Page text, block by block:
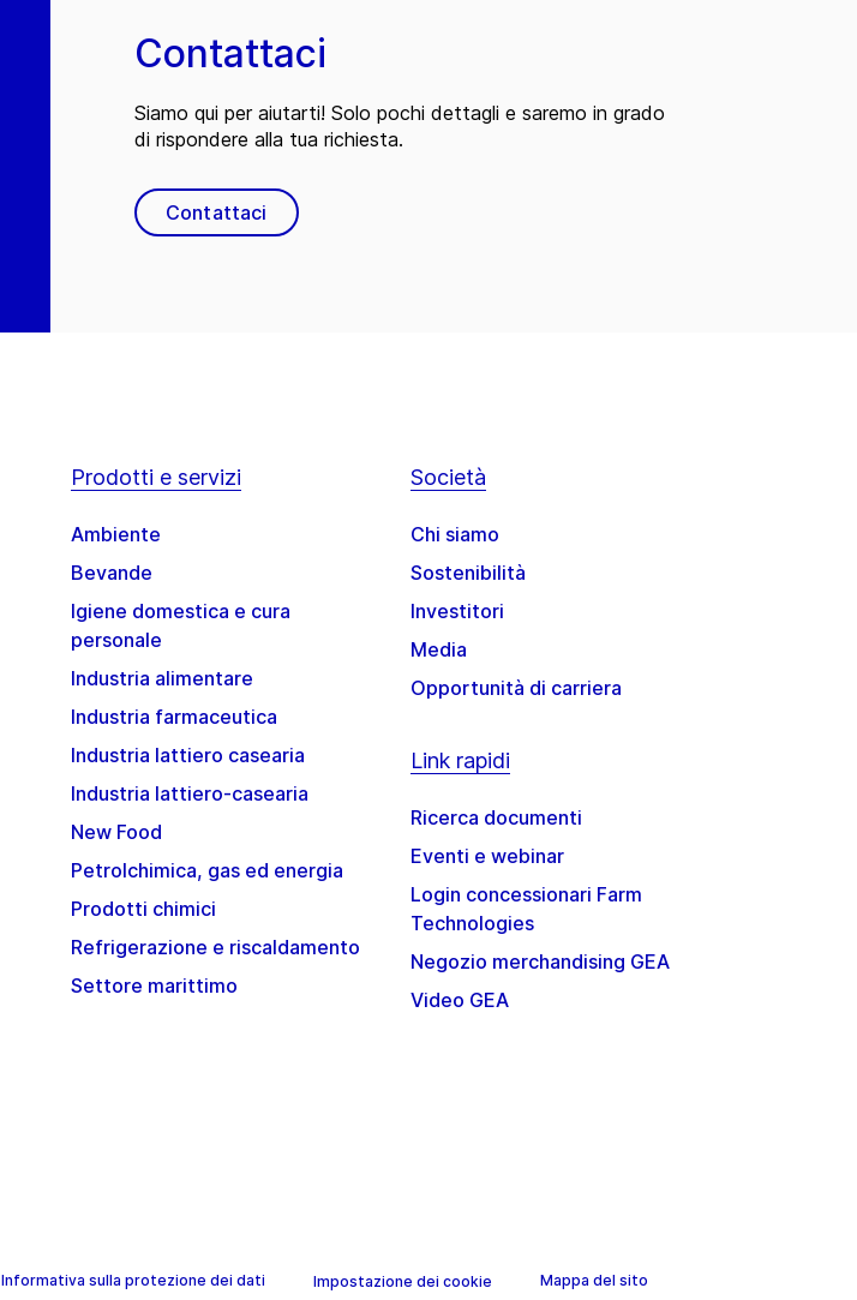
Contattaci
Siamo qui per aiutarti! Solo pochi dettagli e saremo in grado
di rispondere alla tua richiesta.
Contattaci
Prodotti e servizi
Ambiente
Bevande
Igiene domestica e cura
personale
Industria alimentare
Industria farmaceutica
Industria lattiero casearia
Industria lattiero-casearia
New Food
Petrolchimica, gas ed energia
Prodotti chimici
Refrigerazione e riscaldamento
Settore marittimo
Società
Chi siamo
Sostenibilità
Investitori
Media
Opportunità di carriera
Link rapidi
Ricerca documenti
Eventi e webinar
Login concessionari Farm
Technologies
Negozio merchandising GEA
Video GEA
Informativa sulla protezione dei dati Impostazione dei cookie Mappa del sito